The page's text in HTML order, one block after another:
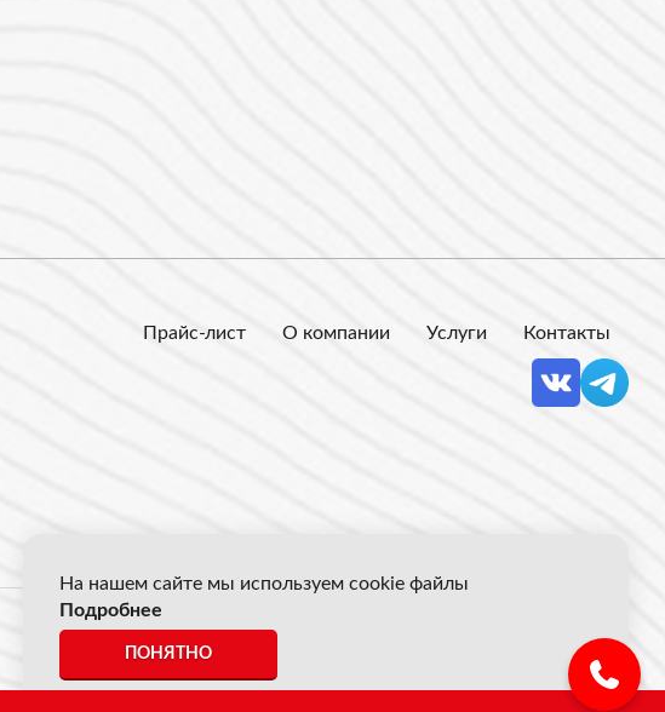
Прайс-лист О компании Услуги Контакты
© 2026 Акрон Скрап
*Все цены указанные на сайте не являются публичной офертой.
На нашем сайте мы используем cookie файлы
Подробнее
ПОНЯТНО